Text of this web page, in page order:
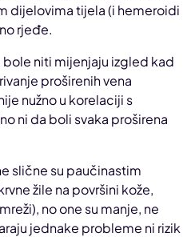
dijelovima tijela (i hemeroidi
rjeđe.
niti mijenjaju izgled kad
proširenih vena
nužno u korelaciji s
ni da boli svaka proširena
slične su paučinastim
žile na površini kože,
no one su manje, ne
jednake probleme ni rizik